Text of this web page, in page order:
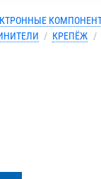
/ КРЕПЁЖ /